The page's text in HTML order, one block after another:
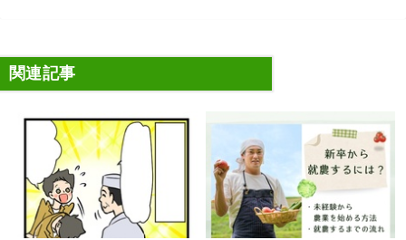
関連記事